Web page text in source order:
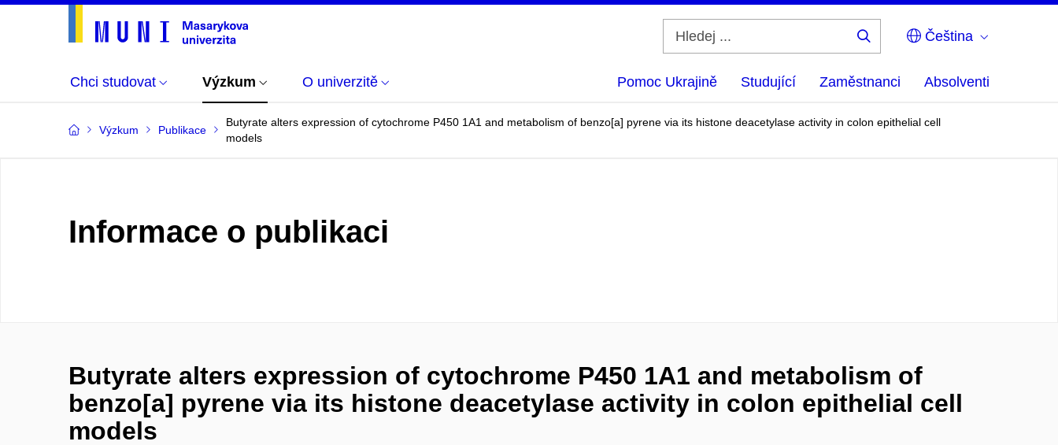
Čeština
Chci studovat Výzkum O univerzitě Pomoc Ukrajině Studující Zaměstnanci Absolventi
Výzkum Publikace
Butyrate alters expression of cytochrome P450 1A1 and metabolism of benzo[a] pyrene via its histone deacetylase activity in colon epithelial cell
models
Informace o publikaci
Butyrate alters expression of cytochrome P450 1A1 and metabolism of
benzo[a] pyrene via its histone deacetylase activity in colon epithelial cell
models